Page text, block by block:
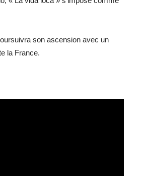
son ascension avec un
la France.